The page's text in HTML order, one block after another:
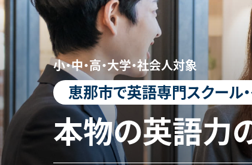
小・中・高・大学・社会人対象
恵那市で英語専門スクール
本物の英語力